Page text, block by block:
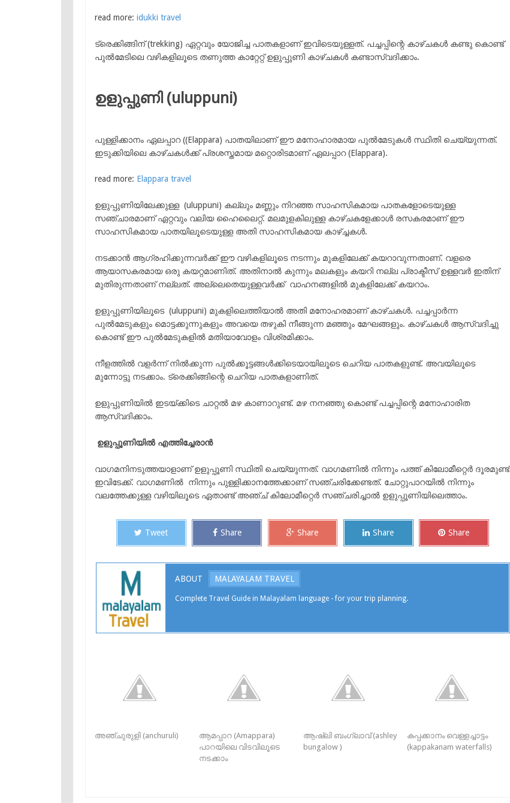
read more: idukki travel
ട്രെക്കിങ്ങിന് (trekking) ഏറ്റവും യോജിച്ച പാതകളാണ് ഇവിടെയുള്ളത്. പച്ചപ്പിന്റെ കാഴ്ചകൾ കണ്ടു കൊണ്ട്
പുൽമേടിലെ വഴികളിലൂടെ തണുത്ത കാറ്റേറ്റ് ഉളുപ്പുണി കാഴ്ചകൾ കണ്ടാസ്വദിക്കാം.
ഉളുപ്പുണി (uluppuni)
പുള്ളിക്കാനം ഏലപ്പാറ ((Elappara) പാതയിലാണ് ഈ മനോഹാരമായ പുൽമേടുകൾ സ്ഥിതി ചെയ്യുന്നത്.
ഇടുക്കിയിലെ കാഴ്ചകൾക്ക് പ്രശസ്തമായ മറ്റൊരിടമാണ് ഏലപ്പാറ (Elappara).
read more: Elappara travel
ഉളുപ്പുണിയിലേക്കുള്ള (uluppuni) കല്ലും മണ്ണും നിറഞ്ഞ സാഹസികമായ പാതകളോടെയുള്ള
സഞ്ചാരമാണ് ഏറ്റവും വലിയ ഹൈലൈറ്റ്. മലമുളകിലുള്ള കാഴ്ചകളേക്കാൾ രസകരമാണ് ഈ
സാഹസികമായ പാതയിലൂടെയുള്ള അതി സാഹസികമായ കാഴ്ച്ചകൾ.
നടക്കാൻ ആഗ്രഹിക്കുന്നവർക്ക് ഈ വഴികളിലൂടെ നടന്നും മുകളിലേക്ക് കയറാവുന്നതാണ്. വളരെ
ആയാസകരമായ ഒരു കയറ്റമാണിത്. അതിനാൽ കുന്നും മലകളും കയറി നല്ല പ്രാക്ടീസ് ഉള്ളവർ ഇതിന്
മുതിരുന്നതാണ് നല്ലത്. അല്ലെതെയുള്ളവർക്ക് വാഹനങ്ങളിൽ മുകളിലേക്ക് കയറാം.
ഉളുപ്പുണിയിലൂടെ (uluppuni) മുകളിലെത്തിയാൽ അതി മനോഹരമാണ് കാഴ്ചകൾ. പച്ചപ്പാർന്ന
പുൽമേടുകളും മൊട്ടക്കുന്നുകളും അവയെ തഴുകി നീങ്ങുന്ന മഞ്ഞും മേഘങ്ങളും. കാഴ്ചകൾ ആസ്വദിച്ചു
കൊണ്ട് ഈ പുൽമേടുകളിൽ മതിയാവോളം വിശ്രമിക്കാം.
നീളത്തിൽ വളർന്ന് നിൽക്കുന്ന പുൽക്കൂട്ടങ്ങൾക്കിടെയായിലൂടെ ചെറിയ പാതകളുണ്ട്. അവയിലൂടെ
മുന്നോട്ടു നടക്കാം. ട്രെക്കിങ്ങിന്റെ ചെറിയ പാതകളാണിത്.
ഉളുപ്പുണിയിൽ ഇടയ്ക്കിടെ ചാറ്റൽ മഴ കാണാറുണ്ട്. മഴ നനഞ്ഞു കൊണ്ട് പച്ചപ്പിന്റെ മനോഹാരിത
ആസ്വദിക്കാം.
ഉളുപ്പൂണിയില്‍ എത്തിച്ചേരാന്‍
വാഗമനിനടുത്തയാളാണ് ഉളുപ്പൂണി സ്ഥിതി ചെയ്യുന്നത്. വാഗമണിൽ നിന്നും പത്ത് കിലോമീറ്റെർ ദൂരമുണ്ട്
ഇവിടേക്ക്. വാഗമണിൽ നിന്നും പുള്ളിക്കാനത്തേക്കാണ് സഞ്ചരിക്കേണ്ടത്. ചോറ്റുപാറയിൽ നിന്നും
വലത്തേക്കുള്ള വഴിയിലൂടെ ഏതാണ്ട് അഞ്ച് കിലോമീറ്റെർ സഞ്ചരിച്ചാൽ ഉളുപ്പൂണിയിലെത്താം.
Tweet Share Share Share Share
ABOUT MALAYALAM TRAVEL
Complete Travel Guide in Malayalam language - for your trip planning.
അഞ്ചുരുളി (anchuruli)
ആമപ്പാറ (Amappara)
പാറയിലെ വിടവിലൂടെ
നടക്കാം
ആഷ്‌ലി ബംഗ്ലാവ് (ashley
bungalow )
കപ്പക്കാനം വെള്ളച്ചാട്ടം
(kappakanam waterfalls)